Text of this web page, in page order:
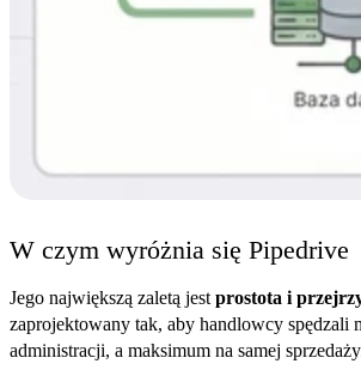
W czym wyróżnia się Pipedrive
Jego największą zaletą jest prostota i
zaprojektowany tak, aby handlowcy spędzali
administracji, a maksimum na samej